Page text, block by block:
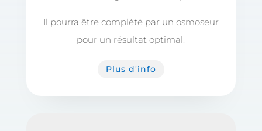
Il pourra être complété par un osmoseur
pour un résultat optimal.
Plus d'info